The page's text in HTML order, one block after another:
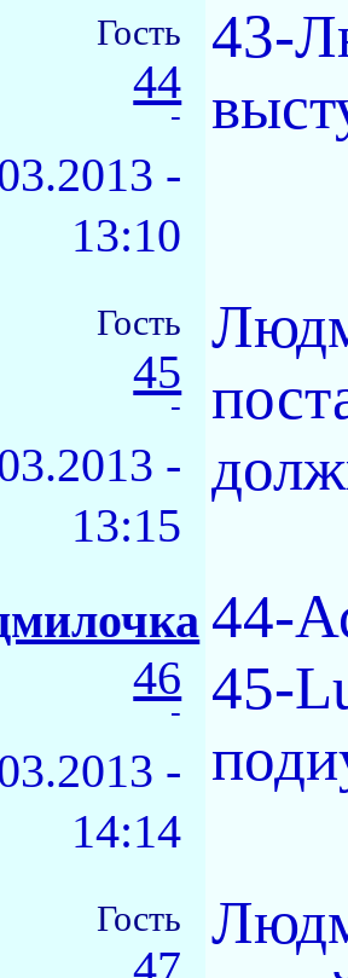
Гость
44
-
-
13:10
43-
Гость
45
-
-
13:15
46
-
-
14:14
44-
45-
Гость